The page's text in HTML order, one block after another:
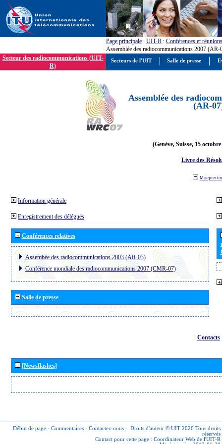
Page principale : UIT-R : Conférences et réunions
Assemblée des radiocommunications 2007 (AR-
Secteur des radiocommunications (UIT-
R)
Assemblée des
(AR-
(Genève, Suisse, 15
Livre des
Masquer
Information générale
Enregistrement des délégués
Conférences relatives
Assembée des radiocommunications 2003 (AR-03)
Conférence mondiale des radiocommunications 2007 (CMR-07)
Salle de presse
Contacts
[Newsflashes]
Début de page - Commentaires - Contactez-nous - Droits d'auteur © UIT 2026 Tous droits
réservés
Contact pour cette page : Coordinateur Web de l'UIT-R
Secteurs de l'UIT Salle de presse